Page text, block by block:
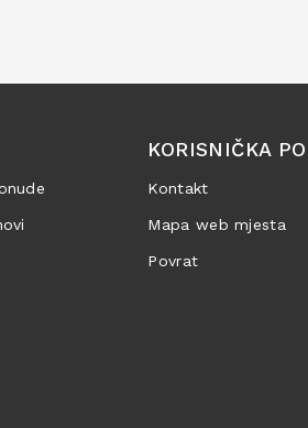
KORISNIČKA
Kontakt
Mapa web mjesta
Povrat